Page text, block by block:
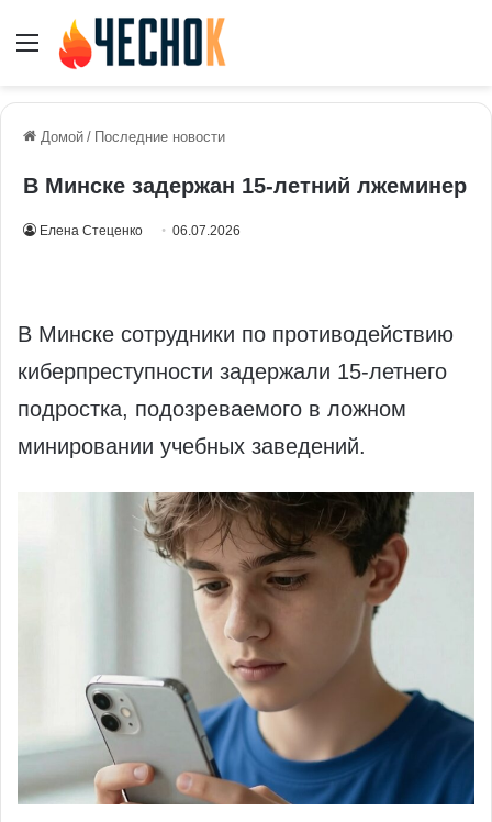
Меню
Домой / Последние новости
В Минске задержан 15-летний лжеминер
Елена Стеценко 06.07.2026
В Минске сотрудники по противодействию
киберпреступности задержали 15-летнего
подростка, подозреваемого в ложном
минировании учебных заведений.